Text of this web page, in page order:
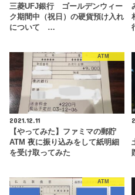
三菱UFJ銀行 ゴールデンウィー
ク期間中（祝日）の硬貨預け入れ
について …
ATM
2021.12.11
【やってみた】ファミマの郵貯
ATM 夜に振り込みをして紙明細
を受け取ってみた
ATM